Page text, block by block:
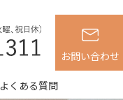
お問い合わせ
よくある質問